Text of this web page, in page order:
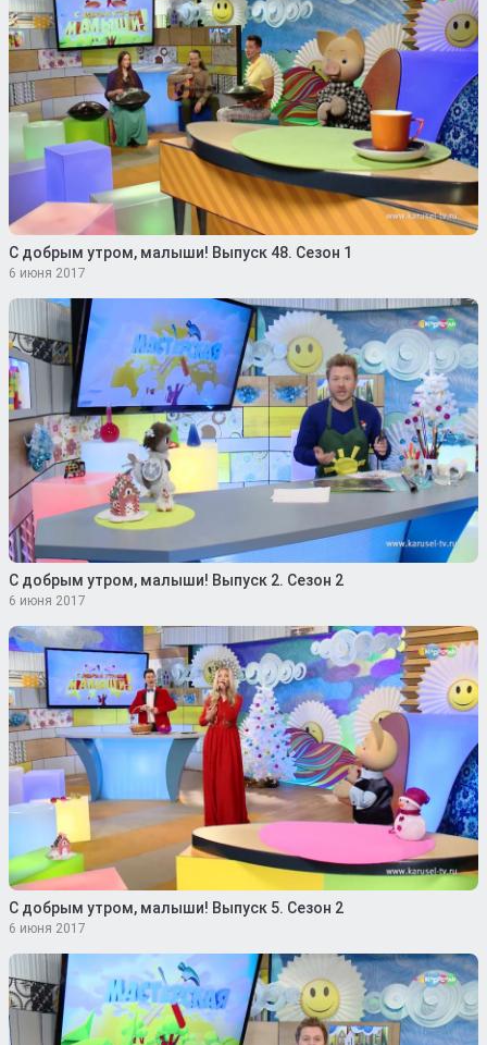
С добрым утром, малыши! Выпуск 48. Сезон 1
6 июня 2017
С добрым утром, малыши! Выпуск 2. Сезон 2
6 июня 2017
С добрым утром, малыши! Выпуск 5. Сезон 2
6 июня 2017